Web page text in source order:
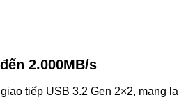
2.000MB/s
tiếp USB 3.2 Gen 2×2, mang